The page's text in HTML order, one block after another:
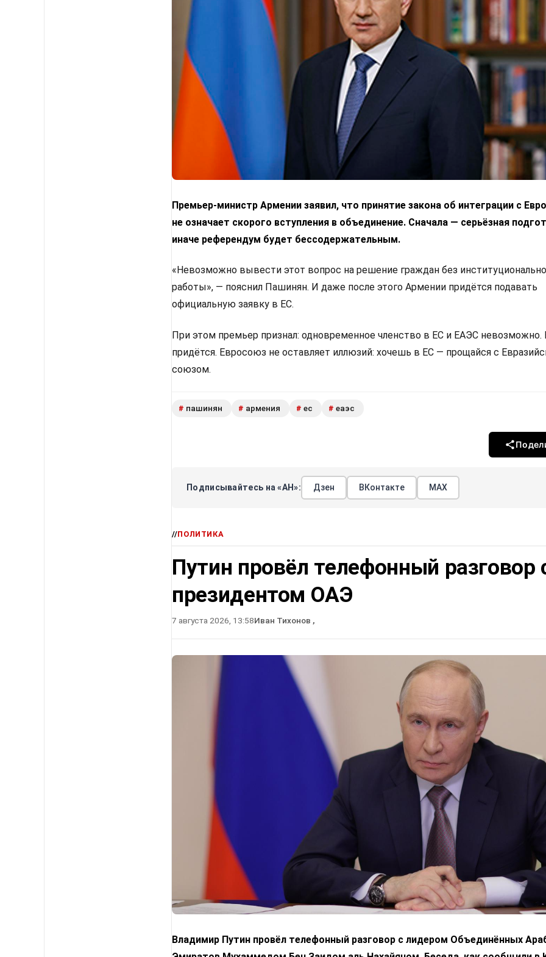
Премьер-министр Армении заявил, что принятие закона об интеграции с
не означает скорого вступления в объединение. Сначала — серьёзная
иначе референдум будет бессодержательным.
«Невозможно вывести этот вопрос на решение граждан без
работы», — пояснил Пашинян. И даже после этого Армении придётся подавать
официальную заявку в ЕС.
При этом премьер признал: одновременное членство в ЕС и ЕАЭС невозможно.
придётся. Евросоюз не оставляет иллюзий: хочешь в ЕС — прощайся с
союзом.
# пашинян # армения # ес # еаэс
Подписывайтесь на «АН»: Дзен ВКонтакте МАХ
//ПОЛИТИКА
Путин провёл телефонный разговор
президентом ОАЭ
7 августа 2026, 13:58Иван Тихонов ,
Владимир Путин провёл телефонный разговор с лидером Объединённых